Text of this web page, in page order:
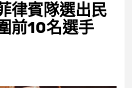
律賓隊選出民
前10名選手